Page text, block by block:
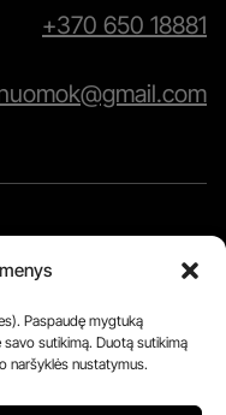
Paspaudę mygtuką
savo sutikimą. Duotą sutikimą
naršyklės nustatymus.
+370 650 18881